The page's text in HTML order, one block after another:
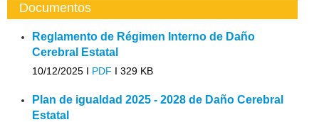
Documentos
Reglamento de Régimen Interno de Daño
Cerebral Estatal
10/12/2025 I PDF I 329 KB
Plan de igualdad 2025 - 2028 de Daño Cerebral
Estatal